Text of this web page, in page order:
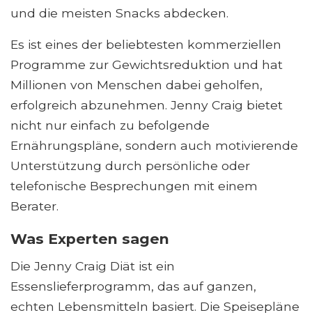
und die meisten Snacks abdecken.
Es ist eines der beliebtesten kommerziellen
Programme zur Gewichtsreduktion und hat
Millionen von Menschen dabei geholfen,
erfolgreich abzunehmen. Jenny Craig bietet
nicht nur einfach zu befolgende
Ernährungspläne, sondern auch motivierende
Unterstützung durch persönliche oder
telefonische Besprechungen mit einem
Berater.
Was Experten sagen
Die Jenny Craig Diät ist ein
Essenslieferprogramm, das auf ganzen,
echten Lebensmitteln basiert. Die Speisepläne